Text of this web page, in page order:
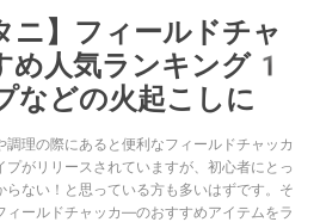
ニ】フィールドチャ
め人気ランキング1
などの火起こしに
理の際にあると便利なフィールドチャッカ
がリリースされていますが、初心者にとっ
ない！と思っている方も多いはずです。そ
ィールドチャッカ―のおすすめアイテムをラ